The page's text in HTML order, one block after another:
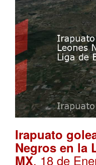
Irapuato
Negros en la
MX. 18 de